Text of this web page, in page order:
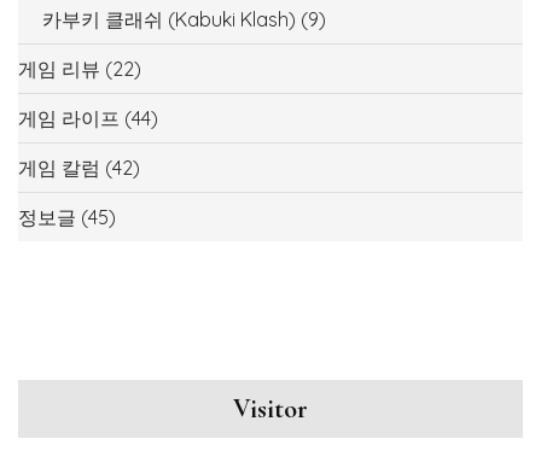
카부키 클래쉬 (Kabuki Klash) (9)
게임 리뷰 (22)
게임 라이프 (44)
게임 칼럼 (42)
정보글 (45)
Visitor